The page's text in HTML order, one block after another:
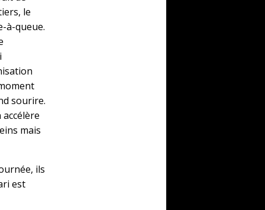
le
à-queue.
sourire.
mais
ils
est